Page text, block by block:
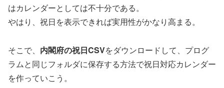
はカレンダーとしては不十分である。
やはり、祝日を表示できれば実用性がかなり高まる。
そこで、 内閣府の祝日CSVをダウンロードして、プログ
ラムと同じフォルダに保存する方法で祝日対応カレンダー
を作っていこう。